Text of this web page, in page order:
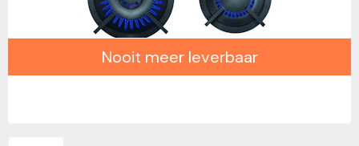
Nooit meer leverbaar